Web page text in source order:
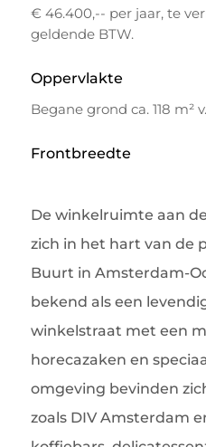
€ 46.400,-- per jaar, te
geldende BTW.
Oppervlakte
Begane grond ca. 118 m²
Frontbreedte
De winkelruimte aan
zich in het hart van de
Buurt in Amsterdam-
bekend als een
winkelstraat met een
horecazaken en
omgeving bevinden
zoals DIV Amsterdam